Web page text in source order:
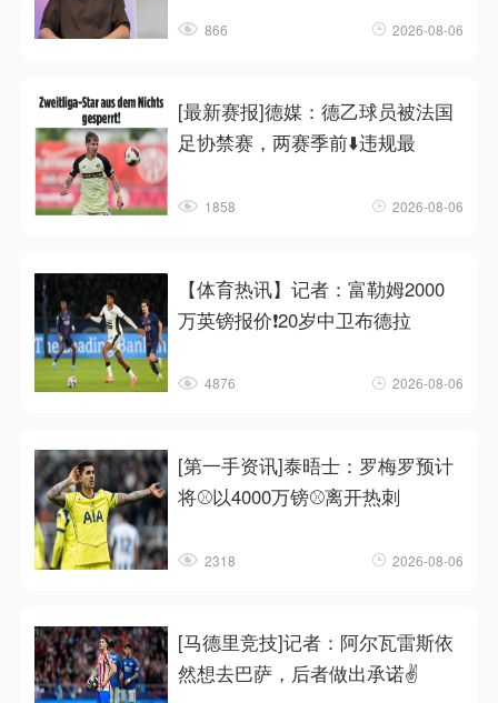
866 2026-08-06
[最新赛报]德媒：德乙球员被法国
足协禁赛，两赛季前⬇️违规最
1858 2026-08-06
【体育热讯】记者：富勒姆2000
万英镑报价❗20岁中卫布德拉
4876 2026-08-06
[第一手资讯]泰晤士：罗梅罗预计
将⚾以4000万镑⚾离开热刺
2318 2026-08-06
[马德里竞技]记者：阿尔瓦雷斯依
然想去巴萨，后者做出承诺✌️